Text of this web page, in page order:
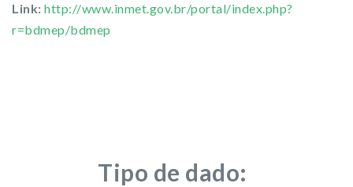
Link: http://www.inmet.gov.br/portal/index.php?
r=bdmep/bdmep
Tipo de dado: